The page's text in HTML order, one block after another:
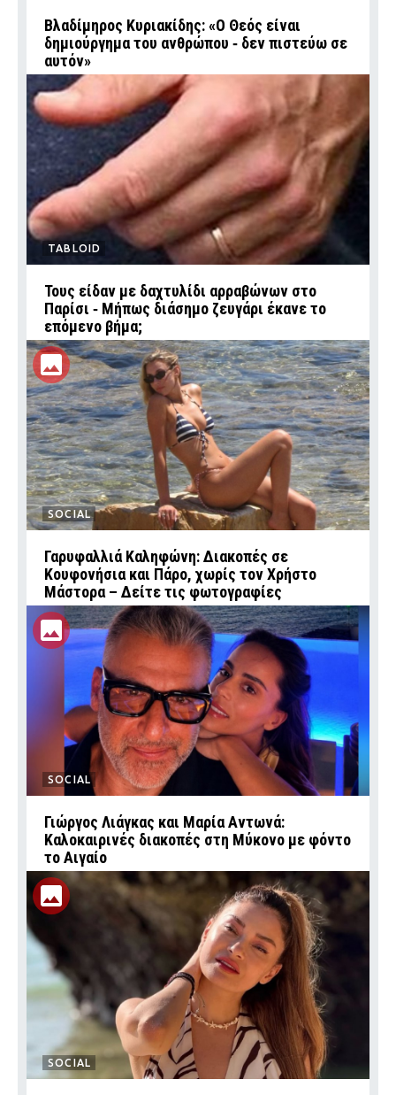
Βλαδίμηρος Κυριακίδης: «Ο Θεός είναι
δημιούργημα του ανθρώπου ‑ δεν πιστεύω σε
αυτόν»
TABLOID
Τους είδαν με δαχτυλίδι αρραβώνων στο
Παρίσι ‑ Μήπως διάσημο ζευγάρι έκανε το
επόμενο βήμα;
SOCIAL
Γαρυφαλλιά Καληφώνη: Διακοπές σε
Κουφονήσια και Πάρο, χωρίς τον Χρήστο
Μάστορα – Δείτε τις φωτογραφίες
SOCIAL
Γιώργος Λιάγκας και Μαρία Αντωνά:
Καλοκαιρινές διακοπές στη Μύκονο με φόντο
το Αιγαίο
SOCIAL